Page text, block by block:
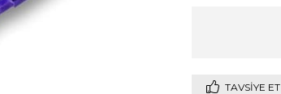
TAVSIYE ET